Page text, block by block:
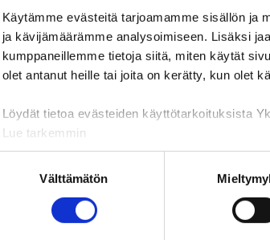
Käytämme evästeitä tarjoamamme sisällön ja
ja kävijämäärämme analysoimiseen. Lisäksi
kumppaneillemme tietoja siitä, miten käytät
olet antanut heille tai joita on kerätty, kun olet
Löydät tietoa evästeiden käyttötarkoituksista
Lue tarkemmin
Evästeet
Tietosuoja ja henkilötietojen käsittely
Välttämätön
muutoksia
ja Kankaanpään opastuspalvelut ovat
puhelinpalvelu palvelee heinäkuussa
palvelevat normaalisti koko kesän.
kesäsulku 22.6.